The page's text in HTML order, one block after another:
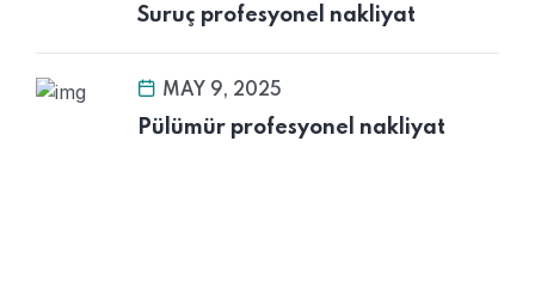
Suruç profesyonel nakliyat
MAY 9, 2025
Pülümür profesyonel nakliyat